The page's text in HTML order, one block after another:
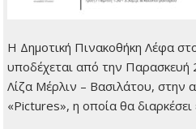
Η Δημοτική Πινακοθήκη Λέφα
υποδέχεται από την Παρασκευή
Λίζα Μέρλιν – Βασιλάτου, στην
«Pictures», η οποία θα